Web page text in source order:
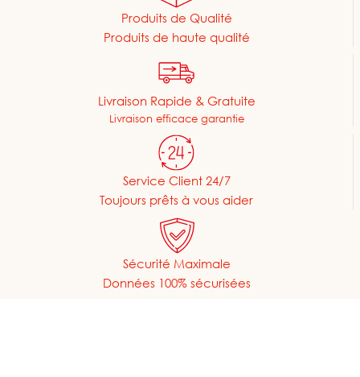
Produits de Qualité
Produits de haute qualité
Livraison Rapide & Gratuite
Livraison efficace garantie
Service Client 24/7
Toujours prêts à vous aider
Sécurité Maximale
Données 100% sécurisées